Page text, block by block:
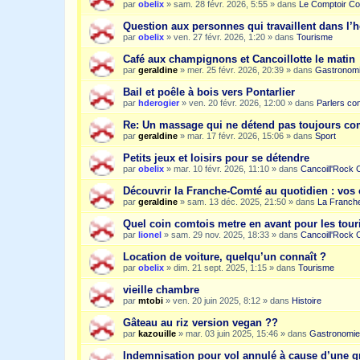
par obelix » sam. 28 févr. 2026, 5:55 » dans Le Comptoir
Question aux personnes qui travaillent dans
par obelix » ven. 27 févr. 2026, 1:20 » dans Tourisme
Café aux champignons et Cancoillotte le matin
par geraldine » mer. 25 févr. 2026, 20:39 » dans
Bail et poêle à bois vers Pontarlier
par hderogier » ven. 20 févr. 2026, 12:00 » dans Parlers
Re: Un massage qui ne détend pas toujours
par geraldine » mar. 17 févr. 2026, 15:06 » dans Sport
Petits jeux et loisirs pour se détendre
par obelix » mar. 10 févr. 2026, 11:10 » dans Cancoill'Rock
Découvrir la Franche-Comté au quotidien : vos
par geraldine » sam. 13 déc. 2025, 21:50 » dans La
Quel coin comtois metre en avant pour les
par lionel » sam. 29 nov. 2025, 18:33 » dans Cancoill'Rock
Location de voiture, quelqu’un connaît ?
par obelix » dim. 21 sept. 2025, 1:15 » dans Tourisme
vieille chambre
par mtobi » ven. 20 juin 2025, 8:12 » dans Histoire
Gâteau au riz version vegan ??
par kazouille » mar. 03 juin 2025, 15:46 » dans Gastronomie
Indemnisation pour vol annulé à cause d’une